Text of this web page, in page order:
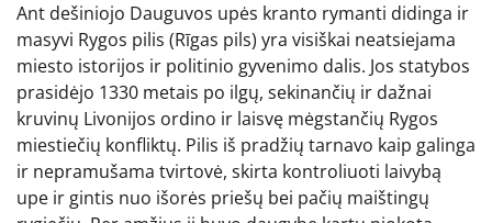
Ant dešiniojo Dauguvos upės kranto rymanti didinga ir
masyvi Rygos pilis (Rīgas pils) yra visiškai neatsiejama
miesto istorijos ir politinio gyvenimo dalis. Jos statybos
prasidėjo 1330 metais po ilgų, sekinančių ir dažnai
kruvinų Livonijos ordino ir laisvę mėgstančių Rygos
miestiečių konfliktų. Pilis iš pradžių tarnavo kaip galinga
ir nepramušama tvirtovė, skirta kontroliuoti laivybą
upe ir gintis nuo išorės priešų bei pačių maištingų